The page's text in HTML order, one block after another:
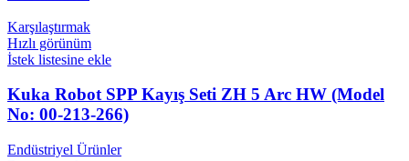
Karşılaştırmak
Hızlı görünüm
İstek listesine ekle
Kuka Robot SPP Kayış Seti ZH 5 Arc HW (Model
No: 00-213-266)
Endüstriyel Ürünler